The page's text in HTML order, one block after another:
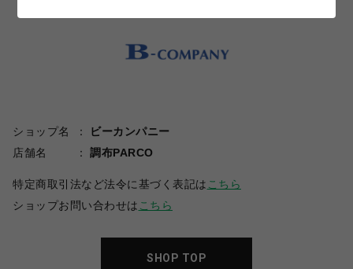
ショップ名
ビーカンパニー
店舗名
調布PARCO
特定商取引法など法令に基づく表記は こちら
ショップお問い合わせは こちら
SHOP TOP